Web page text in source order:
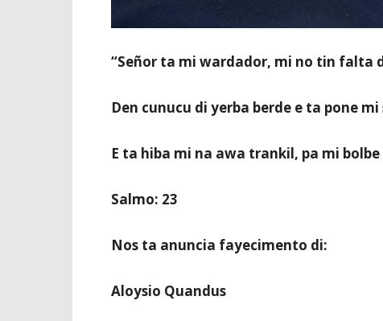
“Señor ta mi wardador, mi no tin falta
Den cunucu di yerba berde e ta pone mi
E ta hiba mi na awa trankil, pa mi
Salmo: 23
Nos ta anuncia fayecimento di:
Aloysio Quandus